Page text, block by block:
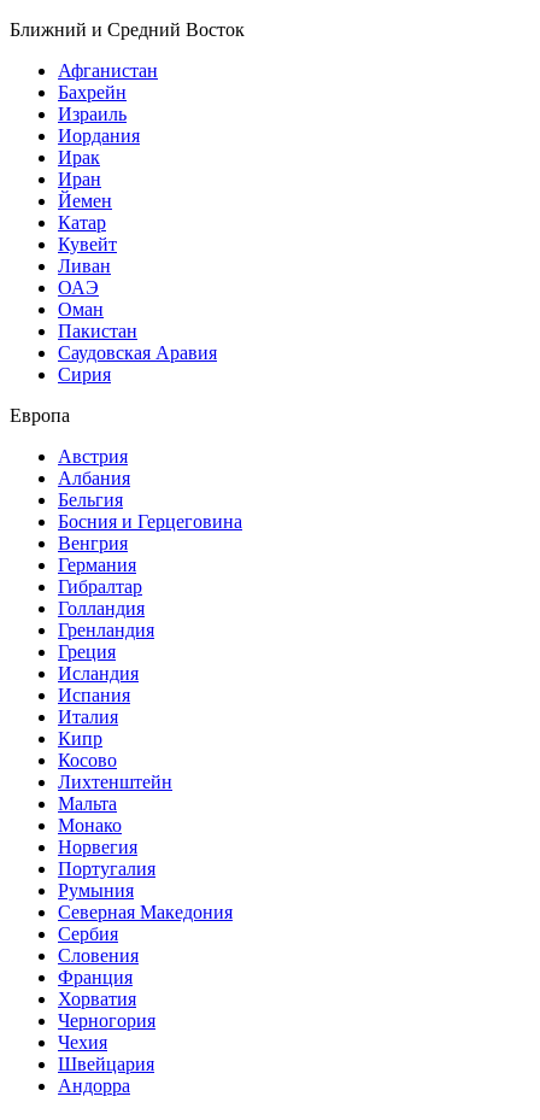
Ближний и Средний Восток
Афганистан
Бахрейн
Израиль
Иордания
Ирак
Иран
Йемен
Катар
Кувейт
Ливан
ОАЭ
Оман
Пакистан
Саудовская Аравия
Сирия
Европа
Австрия
Албания
Бельгия
Босния и Герцеговина
Венгрия
Германия
Гибралтар
Голландия
Гренландия
Греция
Исландия
Испания
Италия
Кипр
Косово
Лихтенштейн
Мальта
Монако
Норвегия
Португалия
Румыния
Северная Македония
Сербия
Словения
Франция
Хорватия
Черногория
Чехия
Швейцария
Андорра